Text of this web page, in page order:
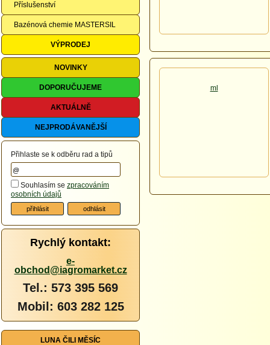
Příslušenství
Bazénová chemie MASTERSIL
VÝPRODEJ
NOVINKY
DOPORUČUJEME
AKTUÁLNĚ
NEJPRODÁVANĚJŠÍ
Přihlaste se k odběru rad a tipů
Souhlasím se zpracováním
osobních údajů
Rychlý kontakt:
e-
obchod@iagromarket.cz
Tel.: 573 395 569
Mobil: 603 282 125
LUNA ČILI MĚSÍC